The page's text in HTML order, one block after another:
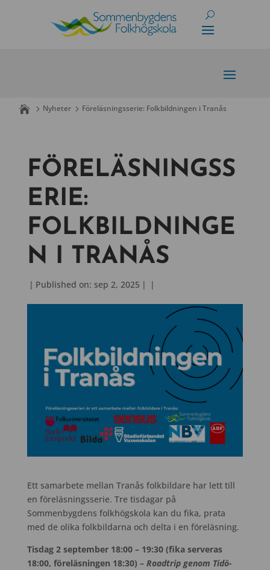
Nyheter Föreläsningsserie: Folkbildningen i Tranås
FÖRELÄSNINGSS
ERIE:
FOLKBILDNINGE
N I TRANÅS
| Published on: sep 2, 2025 | |
Ett samarbete mellan Tranås folkbildare har lett till
en föreläsningsserie. Tre tisdagar på
Sommenbygdens folkhögskola kan du fika, prata
med de olika folkbildarna och delta i en föreläsning.
Tisdag 2 september 18:00 – 19:30 (fika serveras
18:00, föreläsningen 18:30) –Roadtrip genom Tidö-